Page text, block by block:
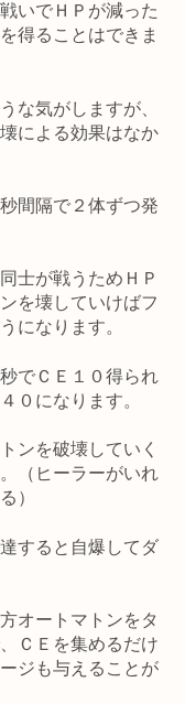
いでＨＰが減った
得ることはできま
な気がしますが、
による効果はなか
間隔で２体ずつ発
士が戦うためＨＰ
を壊していけばフ
になります。
でＣＥ１０得られ
０になります。
ンを破壊していく
（ヒーラーがいれ
）
すると自爆してダ
オートマトンをタ
ＣＥを集めるだけ
ジも与えることが